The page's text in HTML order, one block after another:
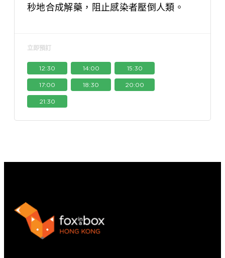
秒地合成解藥，阻止感染者壓倒人類。
立即預訂
12:30 14:00 15:30
17:00 18:30 20:00
21:30